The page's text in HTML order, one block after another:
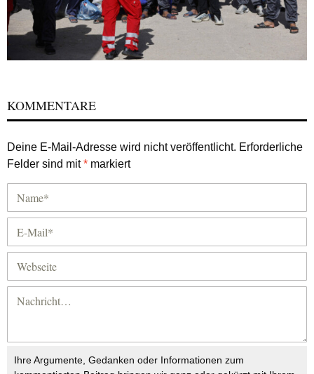
KOMMENTARE
Deine E-Mail-Adresse wird nicht veröffentlicht. Erforderliche
Felder sind mit* markiert
Ihre Argumente, Gedanken oder Informationen zum